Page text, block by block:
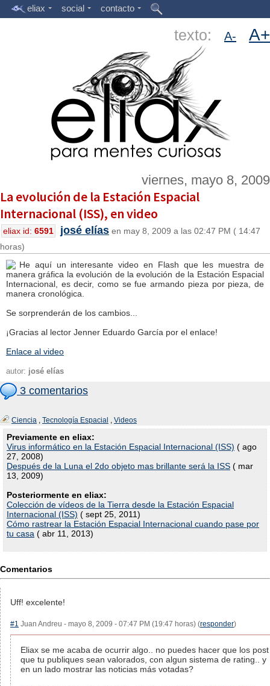
eliax social contacto
texto: A- A+
viernes, mayo 8, 2009
La evolución de la Estación Espacial
Internacional (ISS), en video
eliax id: 6591 josé elías en may 8, 2009 a las 02:47 PM ( 14:47
horas)
He aquí un interesante video en Flash que les muestra de
manera gráfica la evolución de la evolución de la Estación Espacial
Internacional, es decir, como se fue armando pieza por pieza, de
manera cronológica.
Se sorprenderán de los cambios...
¡Gracias al lector Jenner Eduardo García por el enlace!
Enlace al video
autor: josé elías
3 comentarios
Ciencia , Tecnología Espacial , Videos
Previamente en eliax:
Virus informático en la Estación Espacial Internacional (ISS) ( ago
27, 2008)
Después de la Luna el 2do objeto mas brillante será la ISS ( mar
13, 2009)
Posteriormente en eliax:
Colección de vídeos de la Tierra desde la Estación Espacial
Internacional (ISS) ( sept 25, 2011)
Cómo rastrear la Estación Espacial Internacional cuando pase por
tu casa ( abr 11, 2013)
Comentarios
Uff! excelente!
#1 Juan Andreu - mayo 8, 2009 - 07:47 PM (19:47 horas) (responder)
Eliax se me acaba de ocurrir algo.. no puedes hacer que los post
que tu publiques sean valorados, con algun sistema de rating.. y
en un lado mostrar las noticias más votadas?